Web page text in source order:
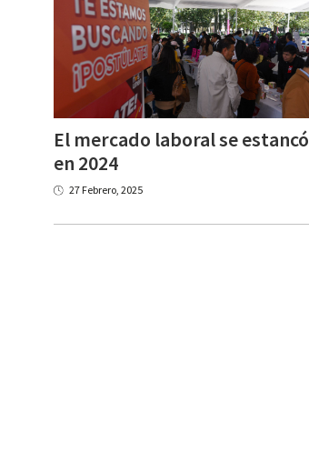
El mercado laboral se estancó
en 2024
27 Febrero, 2025